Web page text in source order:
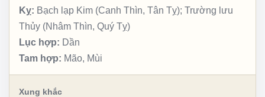
Kỵ: Bạch lạp Kim (Canh Thìn, Tân Tỵ); Trường lưu
Thủy (Nhâm Thìn, Quý Tỵ)
Lục hợp: Dần
Tam hợp: Mão, Mùi
Xung khắc